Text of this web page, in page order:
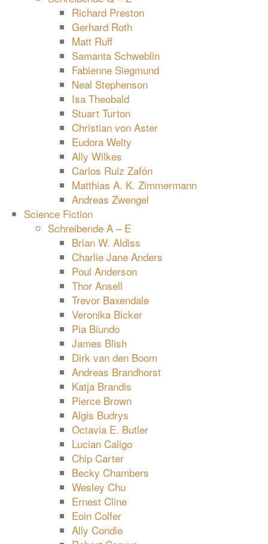
Richard Preston
Gerhard Roth
Matt Ruff
Samanta Schweblin
Fabienne Siegmund
Neal Stephenson
Isa Theobald
Stuart Turton
Christian von Aster
Eudora Welty
Ally Wilkes
Carlos Ruiz Zafón
Matthias A. K. Zimmermann
Andreas Zwengel
Science Fiction
Schreibende A – E
Brian W. Aldiss
Charlie Jane Anders
Poul Anderson
Thor Ansell
Trevor Baxendale
Veronika Bicker
Pia Biundo
James Blish
Dirk van den Boom
Andreas Brandhorst
Katja Brandis
Pierce Brown
Algis Budrys
Octavia E. Butler
Lucian Caligo
Chip Carter
Becky Chambers
Wesley Chu
Ernest Cline
Eoin Colfer
Ally Condie